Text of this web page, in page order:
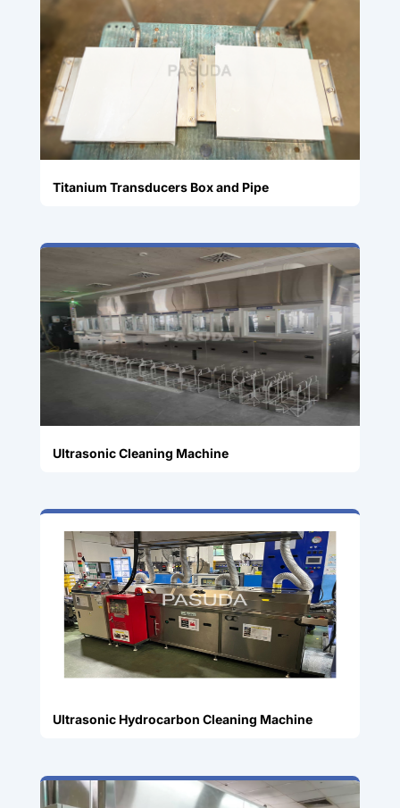
Titanium Transducers Box and Pipe
Ultrasonic Cleaning Machine
Ultrasonic Hydrocarbon Cleaning Machine